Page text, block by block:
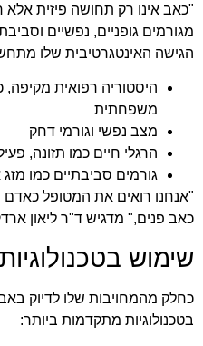
"כאב אינו רק תחושה פיזית
מגורמים גופניים, נפשיים
הגישה האינטגרטיבית שלו
היסטוריה רפואית מקיפה,
משפחתית
מצב נפשי וגורמי דחק
הרגלי חיים כמו תזונה,
גורמים סביבתיים כמו
"אנחנו רואים את המטופל
כאב פנים," מדגיש ד"ר ליאון
שימוש
כחלק מהמחויבות שלו לדיוק
בטכנולוגיות מתקדמות ביותר: